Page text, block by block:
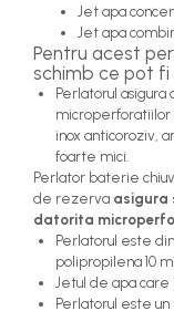
Jet apa
Jet apa
Pentru acest
schimb ce pot
Perlatorul
microperforatiilor
inox anticoroziv,
foarte mici.
Perlator baterie
de rezerva asigura
datorita
Perlatorul este
polipropilena 10
Jetul de apa care
Perlatorul este